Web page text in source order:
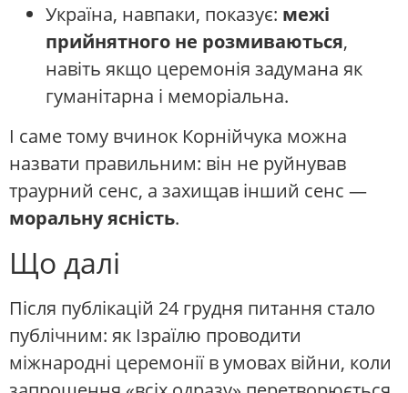
Україна, навпаки, показує: межі
прийнятного не розмиваються,
навіть якщо церемонія задумана як
гуманітарна і меморіальна.
І саме тому вчинок Корнійчука можна
назвати правильним: він не руйнував
траурний сенс, а захищав інший сенс —
моральну ясність.
Що далі
Після публікацій 24 грудня питання стало
публічним: як Ізраїлю проводити
міжнародні церемонії в умовах війни, коли